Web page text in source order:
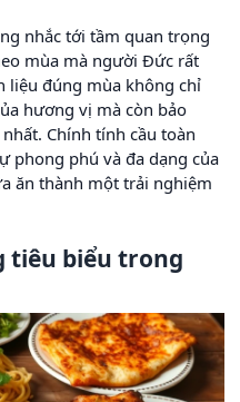
nhắc tới tầm quan trọng
mùa mà người Đức rất
liệu đúng mùa không chỉ
hương vị mà còn bảo
Chính tính cầu toàn
phong phú và đa dạng của
ăn thành một trải nghiệm
tiêu biểu trong